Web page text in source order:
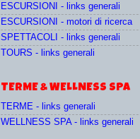
ESCURSIONI - links generali
ESCURSIONI - motori di ricerca
SPETTACOLI - links generali
TOURS - links generali
TERME & WELLNESS SPA
TERME - links generali
WELLNESS SPA - links generali